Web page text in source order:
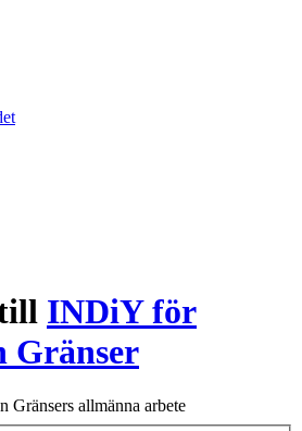
INDiY för
Gränser
allmänna arbete